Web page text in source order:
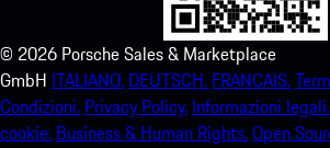
© 2026 Porsche Sales & Marketplace
GmbH ITALIANO. DEUTSCH. FRANCAIS.
Condizioni. Privacy Policy. Informazioni legali.
cookie. Business & Human Rights.Open